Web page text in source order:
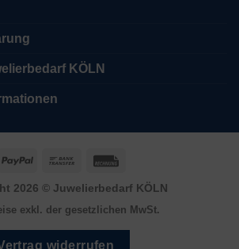
KÖLN
PayPal
Bank
2026 © Juwelierbedarf KÖLN
exkl. der gesetzlichen MwSt.
widerrufen